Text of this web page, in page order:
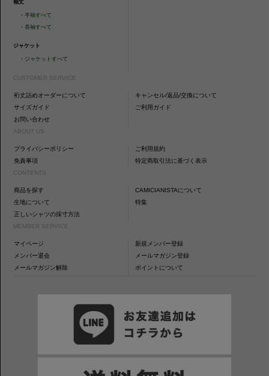
袖丈
・半袖すべて
・長袖すべて
ジャケット
・ ジャケットすべて
CUSTOMER SERVICE
裄丈詰めオーダーについて
キャンセル/返品/交換について
サイズガイド
ご利用ガイド
お問い合わせ
ABOUT US
プライバシーポリシー
ご利用規約
免責事項
特定商取引法に基づく表示
CONTENTS
商品を探す
CAMICIANISTAについて
生地について
特集
正しいシャツの採寸方法
MEMBER SERVICE
マイページ
新規メンバー登録
メンバー退会
メールマガジン登録
メールマガジン解除
ポイントについて